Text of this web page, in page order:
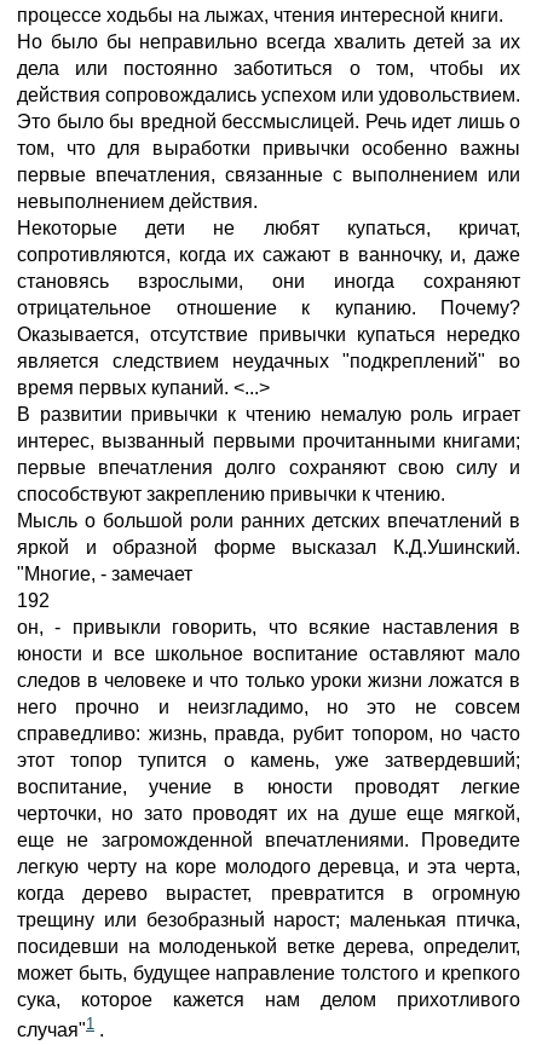
процессе ходьбы на лыжах, чтения интересной книги.
Но было бы неправильно всегда хвалить детей за их
дела или постоянно заботиться о том, чтобы их
действия сопровождались успехом или удовольствием.
Это было бы вредной бессмыслицей. Речь идет лишь о
том, что для выработки привычки особенно важны
первые впечатления, связанные с выполнением или
невыполнением действия.
Некоторые дети не любят купаться, кричат,
сопротивляются, когда их сажают в ванночку, и, даже
становясь взрослыми, они иногда сохраняют
отрицательное отношение к купанию. Почему?
Оказывается, отсутствие привычки купаться нередко
является следствием неудачных "подкреплений" во
время первых купаний. <...>
В развитии привычки к чтению немалую роль играет
интерес, вызванный первыми прочитанными книгами;
первые впечатления долго сохраняют свою силу и
способствуют закреплению привычки к чтению.
Мысль о большой роли ранних детских впечатлений в
яркой и образной форме высказал К.Д.Ушинский.
"Многие, - замечает
192
он, - привыкли говорить, что всякие наставления в
юности и все школьное воспитание оставляют мало
следов в человеке и что только уроки жизни ложатся в
него прочно и неизгладимо, но это не совсем
справедливо: жизнь, правда, рубит топором, но часто
этот топор тупится о камень, уже затвердевший;
воспитание, учение в юности проводят легкие
черточки, но зато проводят их на душе еще мягкой,
еще не загроможденной впечатлениями. Проведите
легкую черту на коре молодого деревца, и эта черта,
когда дерево вырастет, превратится в огромную
трещину или безобразный нарост; маленькая птичка,
посидевши на молоденькой ветке дерева, определит,
может быть, будущее направление толстого и крепкого
сука, которое кажется нам делом прихотливого
случая"1 .